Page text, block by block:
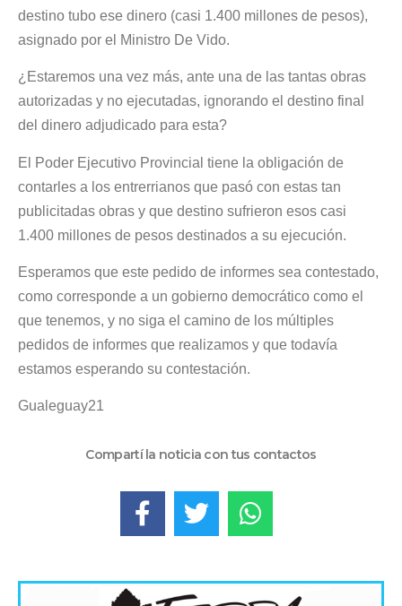
destino tubo ese dinero (casi 1.400 millones de pesos),
asignado por el Ministro De Vido.
¿Estaremos una vez más, ante una de las tantas obras
autorizadas y no ejecutadas, ignorando el destino final
del dinero adjudicado para esta?
El Poder Ejecutivo Provincial tiene la obligación de
contarles a los entrerrianos que pasó con estas tan
publicitadas obras y que destino sufrieron esos casi
1.400 millones de pesos destinados a su ejecución.
Esperamos que este pedido de informes sea contestado,
como corresponde a un gobierno democrático como el
que tenemos, y no siga el camino de los múltiples
pedidos de informes que realizamos y que todavía
estamos esperando su contestación.
Gualeguay21
Compartí la noticia con tus contactos